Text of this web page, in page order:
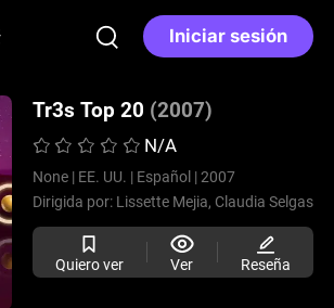
Iniciar sesión
Tr3s Top 20 (2007)
N/A
None | EE. UU. | Español | 2007
Dirigida por: Lissette Mejia, Claudia Selgas
Quiero ver Ver Reseña